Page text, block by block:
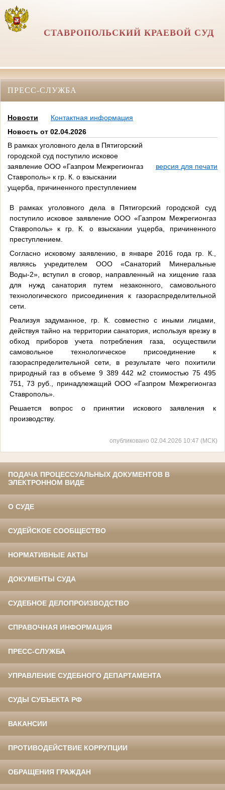
СТАВРОПОЛЬСКИЙ КРАЕВОЙ СУД
ПРЕСС-СЛУЖБА
Новости
Контактная информация
Новость от 02.04.2026
В рамках уголовного дела в Пятигорский
городской суд поступило исковое
заявление ООО «Газпром Межрегионгаз
Ставрополь» к гр. К. о взыскании
ущерба, причиненного преступлением
версия для печати
В рамках уголовного дела в Пятигорский городской суд
поступило исковое заявление ООО «Газпром Межрегионгаз
Ставрополь» к гр. К. о взыскании ущерба, причиненного
преступлением.
Согласно исковому заявлению, в январе 2016 года гр. К.,
являясь учредителем ООО «Санаторий Минеральные
Воды-2», вступил в сговор, направленный на хищение газа
для нужд санатория путем незаконного, самовольного
технологического присоединения к газораспределительной
сети.
Реализуя задуманное, гр. К. совместно с иными лицами,
действуя тайно на территории санатория, используя врезку в
обход приборов учета потребления газа, осуществили
самовольное технологическое присоединение к
газораспределительной сети, в результате чего похитили
природный газ в объеме 9 389 442 м2 стоимостью 75 495
751, 73 руб., принадлежащий ООО «Газпром Межрегионгаз
Ставрополь».
Решается вопрос о принятии искового заявления к
производству.
опубликовано 02.04.2026 10:47 (МСК)
ПОДАЧА ПРОЦЕССУАЛЬНЫХ ДОКУМЕНТОВ В
ЭЛЕКТРОННОМ ВИДЕ
О СУДЕ
СУДЕЙСКОЕ СООБЩЕСТВО
НОРМАТИВНЫЕ АКТЫ
ДОКУМЕНТЫ СУДА
СУДЕБНОЕ ДЕЛОПРОИЗВОДСТВО
СПРАВОЧНАЯ ИНФОРМАЦИЯ
ПРЕСС-СЛУЖБА
УПРАВЛЕНИЕ СУДЕБНОГО ДЕПАРТАМЕНТА
СУДЫ СУБЪЕКТА РФ
ВАКАНСИИ
ПРОТИВОДЕЙСТВИЕ КОРРУПЦИИ
ОБРАЩЕНИЯ ГРАЖДАН